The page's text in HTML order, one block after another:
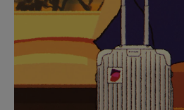
SUR
POUR
METTRE
VEUILLEZ
CLIQUER
POUR